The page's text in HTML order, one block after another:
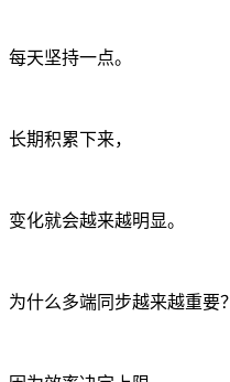
每天坚持一点。
长期积累下来，
变化就会越来越明显。
为什么多端同步越来越重要？